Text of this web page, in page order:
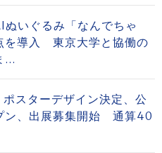
いぐるみ「なんでちゃ
を導入 東京大学と協働の
...
スターデザイン決定、公
ン、出展募集開始 通算40